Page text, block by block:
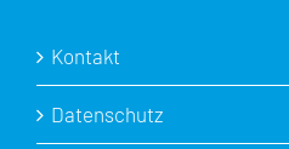
Kontakt
Datenschutz